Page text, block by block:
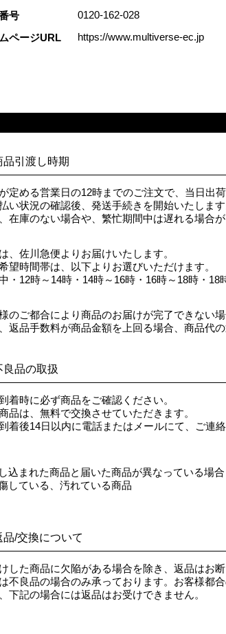
号 0120-162-028
ページURL https://www.multiverse-ec.jp
品引渡し時期
定める営業日の12時までのご注文で、当日出荷
い状況の確認後、発送手続きを開始いたします
在庫のない場合や、繁忙期間中は遅れる場合が
、佐川急便よりお届けいたします。
望時間帯は、以下よりお選びいただけます。
・12時～14時・14時～16時・16時～18時・18
のご都合により商品のお届けが完了できない
返品手数料が商品金額を上回る場合、商品代の
良品の取扱
着時に必ず商品をご確認ください。
品は、無料で交換させていただきます。
着後14日以内に電話またはメールにて、ご連
込まれた商品と届いた商品が異なっている場合
している、汚れている商品
品/交換について
した商品に欠陥がある場合を除き、返品はお断
不良品の場合のみ承っております。お客様都合
下記の場合には返品はお受けできません。